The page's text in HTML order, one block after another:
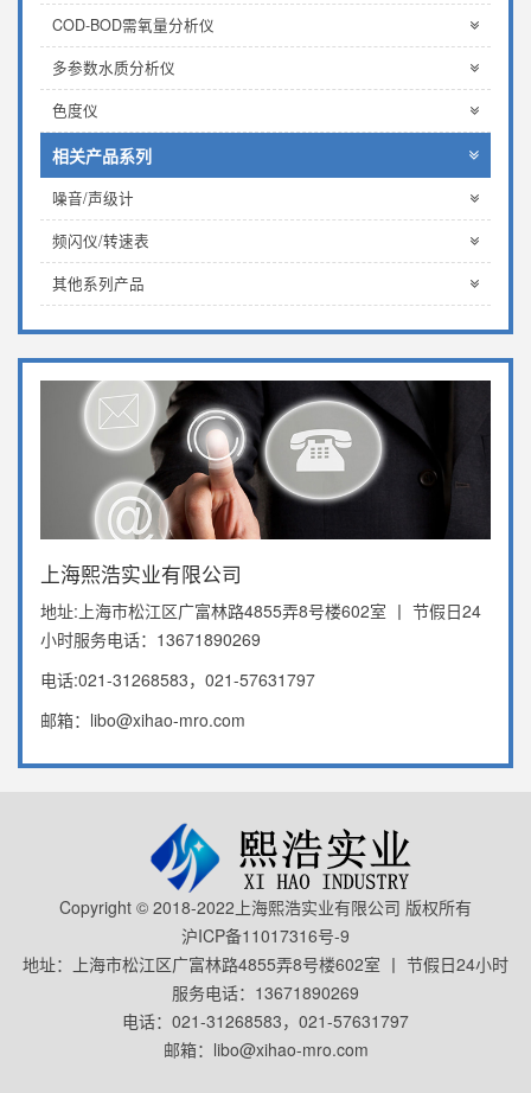
COD-BOD需氧量分析仪
多参数水质分析仪
色度仪
相关产品系列
噪音/声级计
频闪仪/转速表
其他系列产品
上海熙浩实业有限公司
地址:上海市松江区广富林路4855弄8号楼602室 丨 节假日24
小时服务电话：13671890269
电话:021-31268583，021-57631797
邮箱：libo@xihao-mro.com
Copyright © 2018-2022上海熙浩实业有限公司 版权所有
沪ICP备11017316号-9
地址：上海市松江区广富林路4855弄8号楼602室 丨 节假日24小时
服务电话：13671890269
电话：021-31268583，021-57631797
邮箱：libo@xihao-mro.com